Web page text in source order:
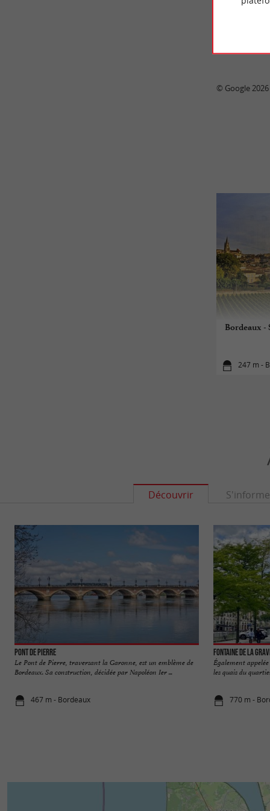
© Google 2026
Bordeaux -
247 m -
Découvrir
Pont de Pierre
Le Pont de Pierre, traversant la Garonne, est un emblème de
Bordeaux. Sa construction, décidée par Napoléon Ier ...
467 m - Bordeaux
Fontaine de la
Également
les quais du
770 m -